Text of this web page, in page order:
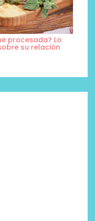
procesada? Lo
su relación